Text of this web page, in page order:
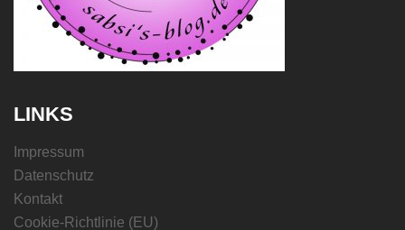
LINKS
Impressum
Datenschutz
Kontakt
Cookie-Richtlinie (EU)